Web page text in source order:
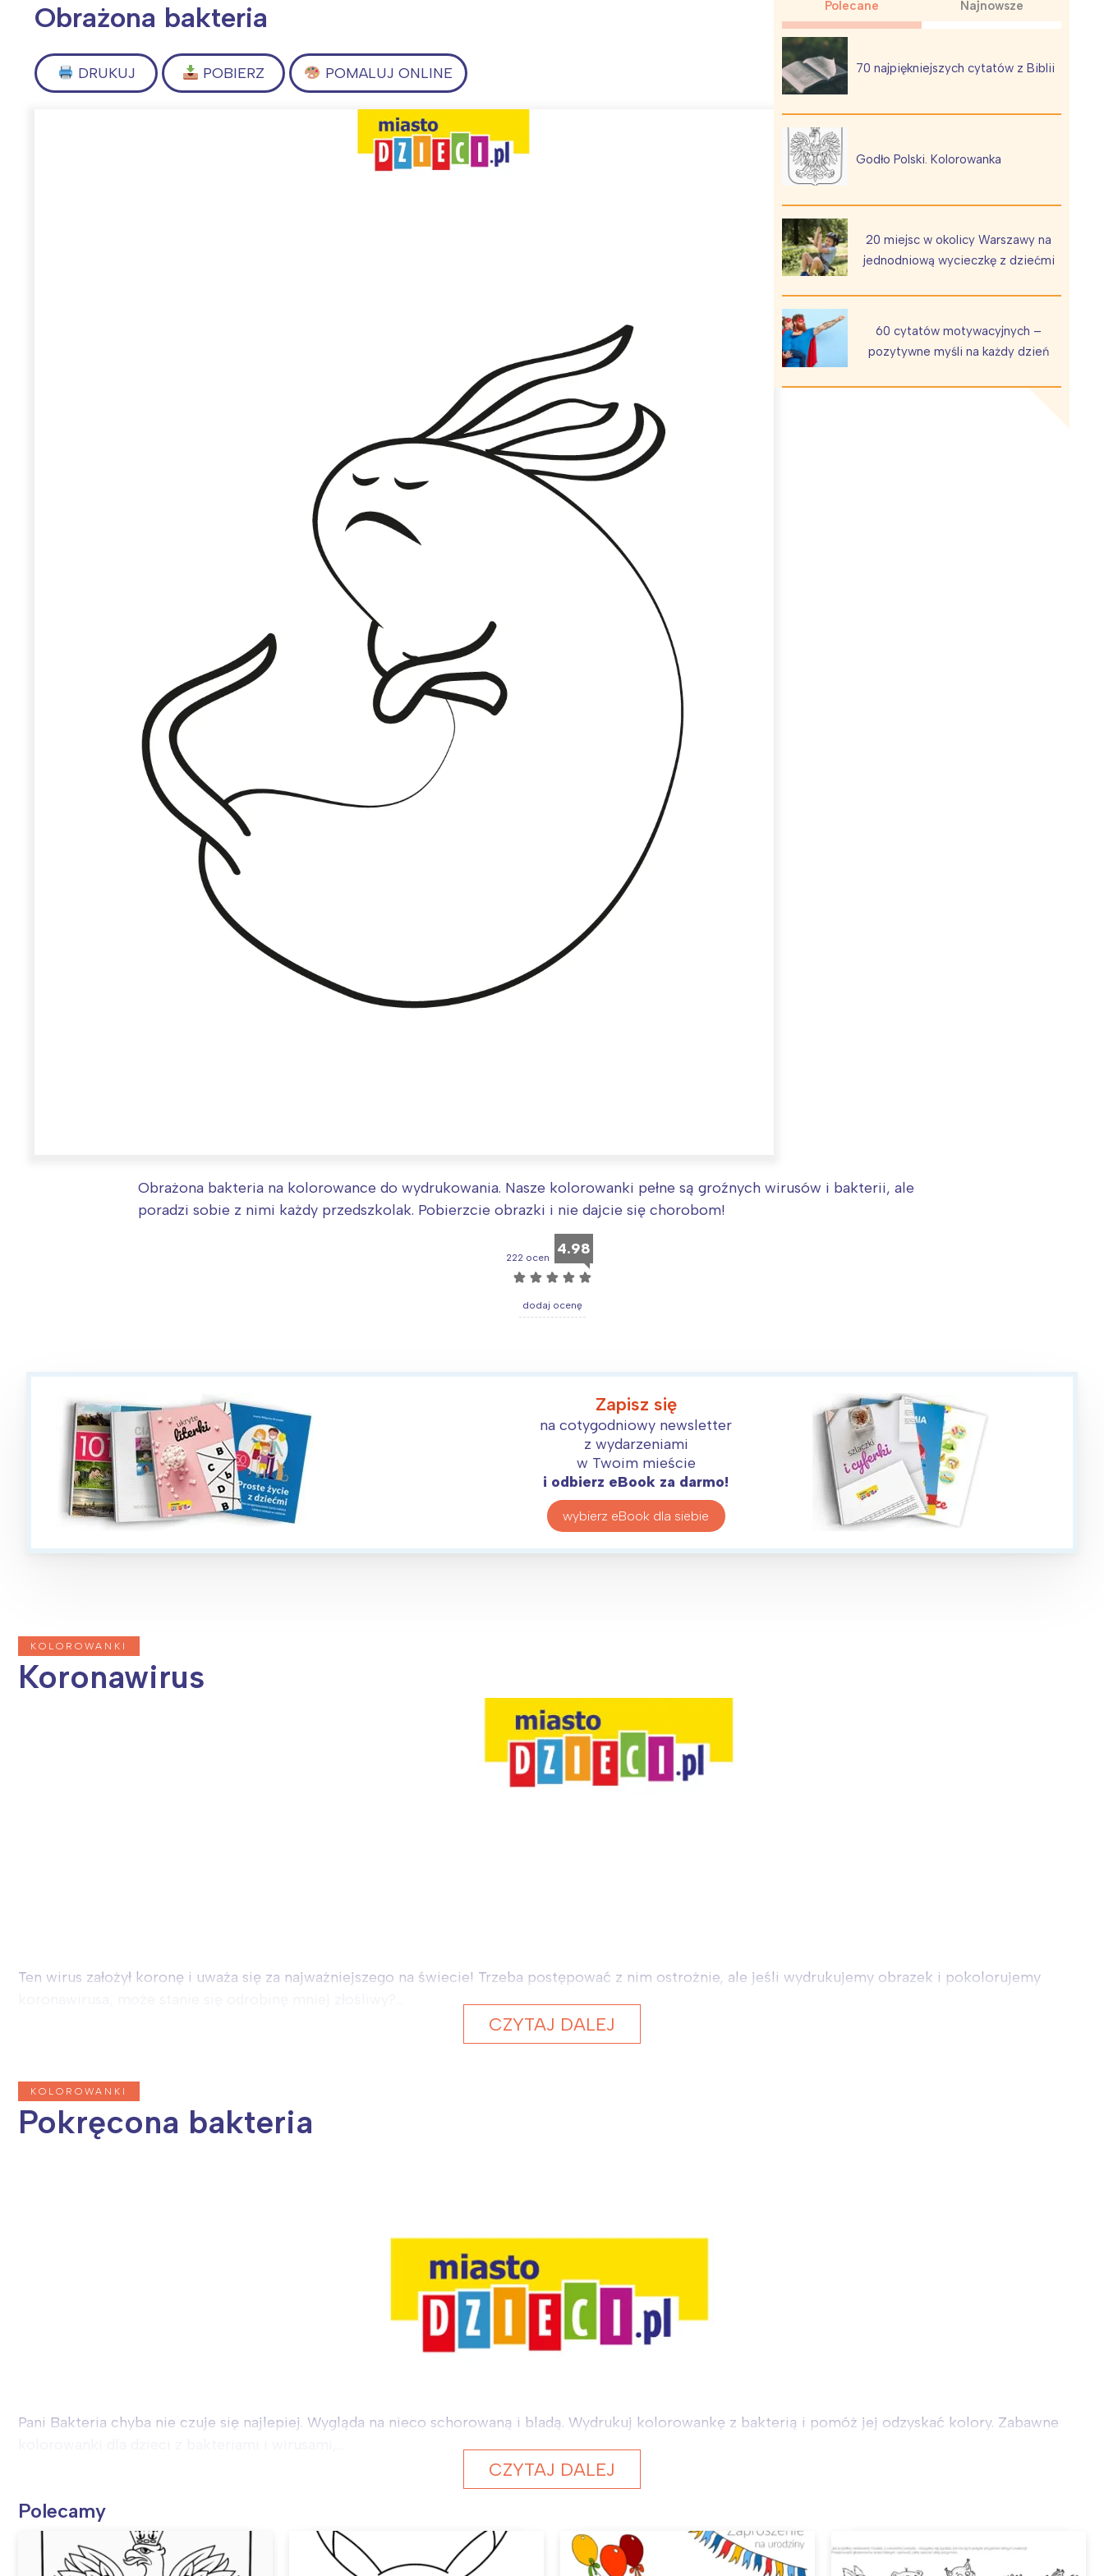
Obrażona bakteria
DRUKUJ POBIERZ POMALUJ ONLINE
Polecane Najnowsze
70 najpiękniejszych cytatów z Biblii
Godło Polski. Kolorowanka
20 miejsc w okolicy Warszawy na
jednodniową wycieczkę z dziećmi
60 cytatów motywacyjnych –
pozytywne myśli na każdy dzień
Obrażona bakteria na kolorowance do wydrukowania. Nasze kolorowanki pełne są groźnych wirusów i bakterii, ale
poradzi sobie z nimi każdy przedszkolak. Pobierzcie obrazki i nie dajcie się chorobom!
222 ocen 4.98
☆ ☆ ☆ ☆ ☆
dodaj ocenę
Zapisz się
na cotygodniowy newsletter
z wydarzeniami
w Twoim mieście
i odbierz eBook za darmo!
wybierz eBook dla siebie
KOLOROWANKI
Koronawirus
Ten wirus założył koronę i uważa się za najważniejszego na świecie! Trzeba postępować z nim ostrożnie, ale jeśli wydrukujemy obrazek i pokolorujemy
CZYTAJ DALEJ
KOLOROWANKI
Pokręcona bakteria
Pani Bakteria chyba nie czuje się najlepiej. Wygląda na nieco schorowaną i bladą. Wydrukuj kolorowankę z bakterią i pomóż jej odzyskać kolory. Zabawne
CZYTAJ DALEJ
Polecamy
Śląsk
Kraków
Południe
Północ
Wszystkie